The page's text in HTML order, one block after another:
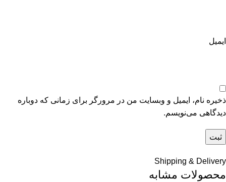
ایمیل
ذخیره نام، ایمیل و وبسایت من در مرورگر برای زمانی که دوباره
دیدگاهی می‌نویسم.
Shipping & Delivery
محصولات مشابه